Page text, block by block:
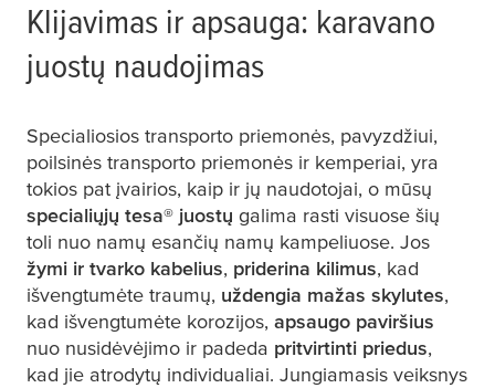
Klijavimas ir apsauga: karavano
juostų naudojimas
Specialiosios transporto priemonės, pavyzdžiui,
poilsinės transporto priemonės ir kemperiai, yra
tokios pat įvairios, kaip ir jų naudotojai, o mūsų
specialiųjų tesa® juostų galima rasti visuose šių
toli nuo namų esančių namų kampeliuose. Jos
žymi ir tvarko kabelius, priderina kilimus, kad
išvengtumėte traumų, uždengia mažas skylutes,
kad išvengtumėte korozijos, apsaugo paviršius
nuo nusidėvėjimo ir padeda pritvirtinti priedus,
kad jie atrodytų individualiai. Jungiamasis veiksnys